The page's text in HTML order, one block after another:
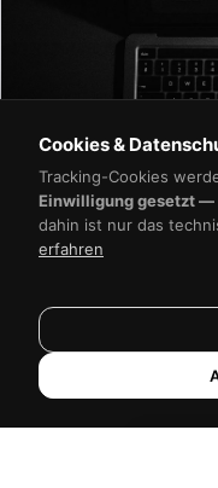
Was kostet
Baukasten,
Euro/Monat bis
Cookies &
Tracking-Cookies
Einwilligung gesetzt —
dahin ist nur das
erfahren
NB-Werbeagentur